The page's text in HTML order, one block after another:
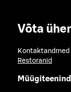
Võta
Restoranid